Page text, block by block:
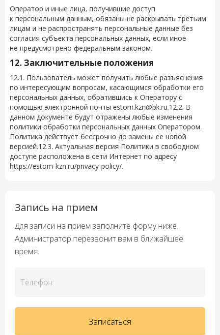
Оператор и иные лица, получившие доступ
к персональным данным, обязаны не раскрывать третьим
лицам и не распространять персональные данные без
согласия субъекта персональных данных, если иное
не предусмотрено федеральным законом.
12. Заключительные положения
12.1. Пользователь может получить любые разъяснения
по интересующим вопросам, касающимся обработки его
персональных данных, обратившись к Оператору с
помощью электронной почты estom.kzn@bk.ru.12.2. В
данном документе будут отражены любые изменения
политики обработки персональных данных Оператором.
Политика действует бессрочно до замены ее новой
версией.12.3. Актуальная версия Политики в свободном
доступе расположена в сети Интернет по адресу
https://estom-kzn.ru/privacy-policy/.
Запись на прием
Для записи на прием заполните форму ниже.
Администратор перезвонит вам в ближайшее
время.